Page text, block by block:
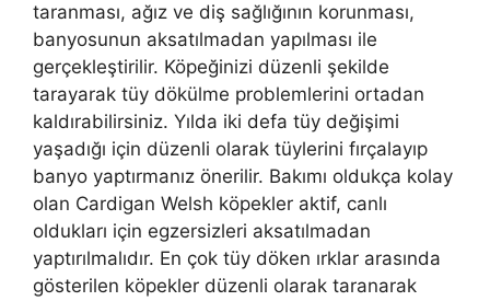
taranması, ağız ve diş sağlığının korunması,
banyosunun aksatılmadan yapılması ile
gerçekleştirilir. Köpeğinizi düzenli şekilde
tarayarak tüy dökülme problemlerini ortadan
kaldırabilirsiniz. Yılda iki defa tüy değişimi
yaşadığı için düzenli olarak tüylerini fırçalayıp
banyo yaptırmanız önerilir. Bakımı oldukça kolay
olan Cardigan Welsh köpekler aktif, canlı
oldukları için egzersizleri aksatılmadan
yaptırılmalıdır. En çok tüy döken ırklar arasında
gösterilen köpekler düzenli olarak taranarak